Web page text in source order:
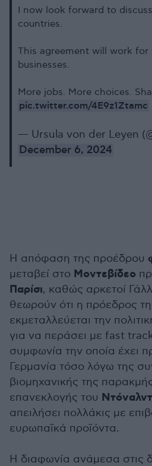
I now look forward to
countries.
This agreement will work for
businesses.
More jobs. More choices.
pic.twitter.com/4E9z1Ztamc
— Ursula von der Leyen
December 6, 2024
Η απόφαση της προέδρου
μεταβεί στο Μοντεβίδεο
Παρίσι, καθώς αρκετοί
θεωρούν ότι η πρόεδρος
εκμεταλλεύεται την
για να περάσει με fast track
συμφωνία την οποία έχει
Γερμανία τόσο λόγω της
βιομηχανικής της
επανεκλογής του
απειλήσει πολλάκις με
ευρωπαϊκά προϊόντα.
Η διαφωνία ανάμεσα στις